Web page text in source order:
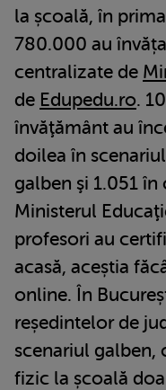
la școală, în
780.000 au
centralizate de
de Edupedu.ro.
învăţământ au
doilea în
galben şi 1.051
Ministerul
profesori au
acasă, aceștia
online. În
reședintelor de
scenariul galben,
fizic la școală